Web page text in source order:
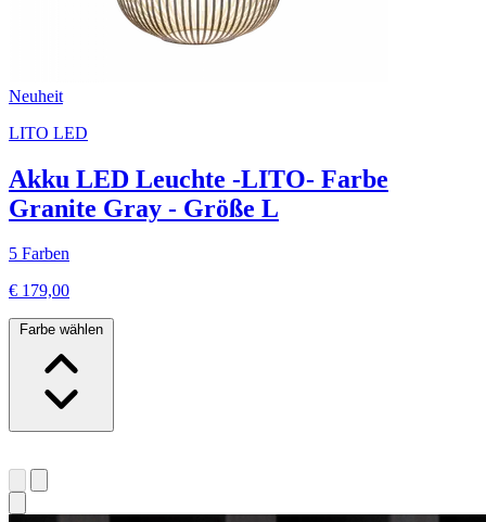
Neuheit
LITO LED
Akku LED Leuchte -LITO- Farbe
Granite Gray - Größe L
5 Farben
€ 179,00
Farbe wählen